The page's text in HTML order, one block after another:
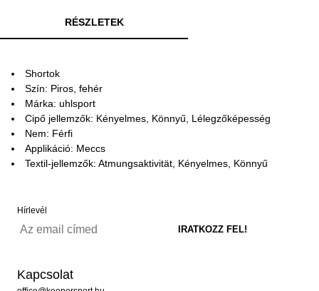
RÉSZLETEK
Shortok
Szín: Piros, fehér
Márka: uhlsport
Cipő jellemzők: Kényelmes, Könnyű, Lélegzőképesség
Nem: Férfi
Applikáció: Meccs
Textil-jellemzők: Atmungsaktivität, Kényelmes, Könnyű
Hírlevél
Kapcsolat